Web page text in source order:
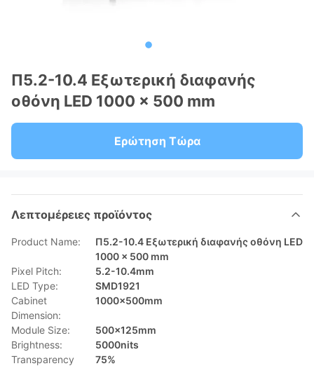
Π5.2-10.4 Εξωτερική διαφανής
οθόνη LED 1000 × 500 mm
Ερώτηση Τώρα
Λεπτομέρειες προϊόντος
Product Name:
Π5.2-10.4 Εξωτερική διαφανής οθόνη LED
1000 × 500 mm
Pixel Pitch:
5.2-10.4mm
LED Type:
SMD1921
Cabinet
Dimension:
1000×500mm
Module Size:
500x125mm
Brightness:
5000nits
Transparency
75%